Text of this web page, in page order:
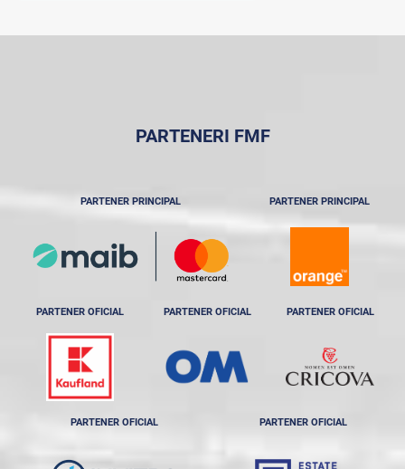
PARTENERI FMF
PARTENER PRINCIPAL PARTENER PRINCIPAL
PARTENER OFICIAL PARTENER OFICIAL PARTENER OFICIAL
PARTENER OFICIAL PARTENER OFICIAL